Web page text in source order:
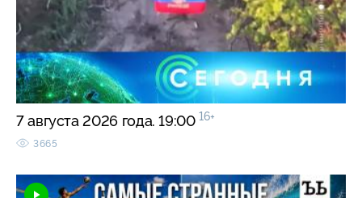
7 августа 2026 года. 19:00 16+
3665